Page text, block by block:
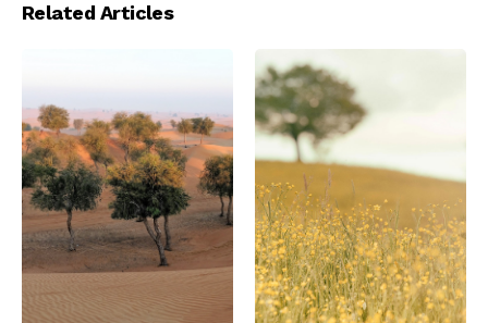
Related Articles